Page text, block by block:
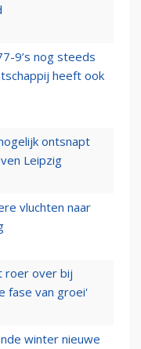
9’s nog steeds
heeft ook
ontsnapt
Leipzig
vluchten naar
roer over bij
fase van groei'
winter nieuwe